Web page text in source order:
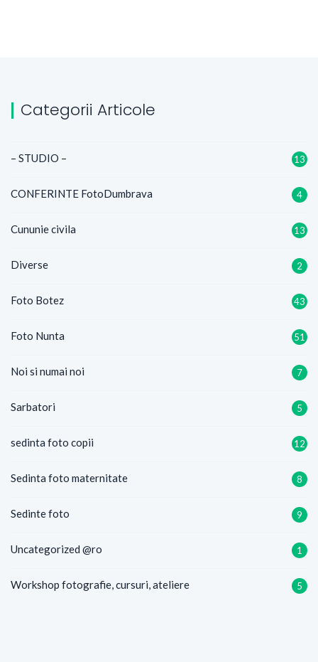
Categorii Articole
– STUDIO – 13
CONFERINTE FotoDumbrava 4
Cununie civila 13
Diverse 2
Foto Botez 43
Foto Nunta 51
Noi si numai noi 7
Sarbatori 5
sedinta foto copii 12
Sedinta foto maternitate 8
Sedinte foto 9
Uncategorized @ro 1
Workshop fotografie, cursuri, ateliere 5